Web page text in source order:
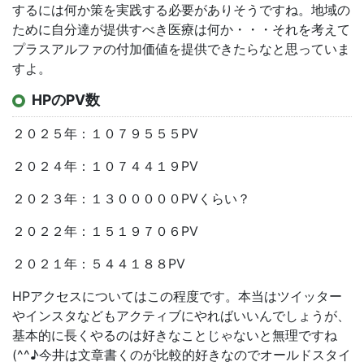
するには何か策を実践する必要がありそうですね。地域の
ために自分達が提供すべき医療は何か・・・それを考えて
プラスアルファの付加価値を提供できたらなと思っていま
すよ。
HPのPV数
２０２５年：１０７９５５５PV
２０２４年：１０７４４１９PV
２０２３年：１３０００００PVくらい？
２０２２年：１５１９７０６PV
２０２１年：５４４１８８PV
HPアクセスについてはこの程度です。本当はツイッター
やインスタなどもアクティブにやればいいんでしょうが、
基本的に長くやるのは好きなことじゃないと無理ですね
(^^♪今井は文章書くのが比較的好きなのでオールドスタイ